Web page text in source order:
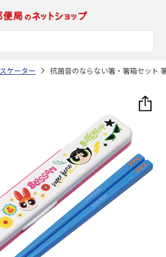
スケーター 抗菌音のならない箸・箸箱セット